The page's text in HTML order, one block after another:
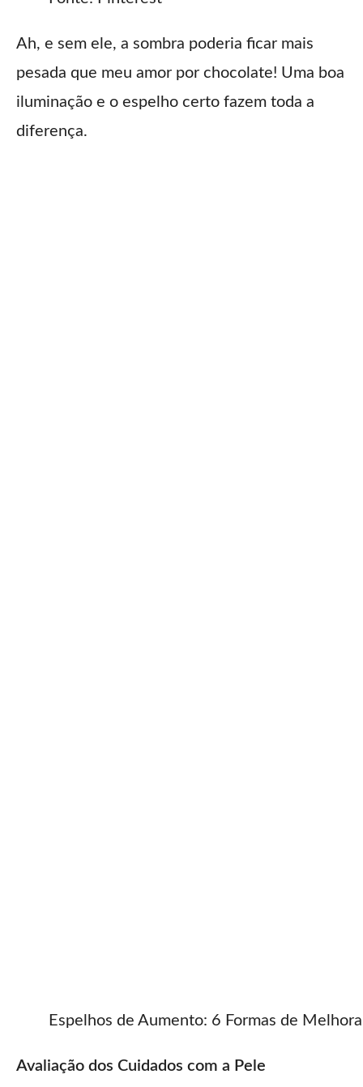
Ah, e sem ele, a sombra poderia ficar mais
pesada que meu amor por chocolate! Uma boa
iluminação e o espelho certo fazem toda a
diferença.
Espelhos de Aumento: 6 Formas de
Avaliação dos Cuidados com a Pele